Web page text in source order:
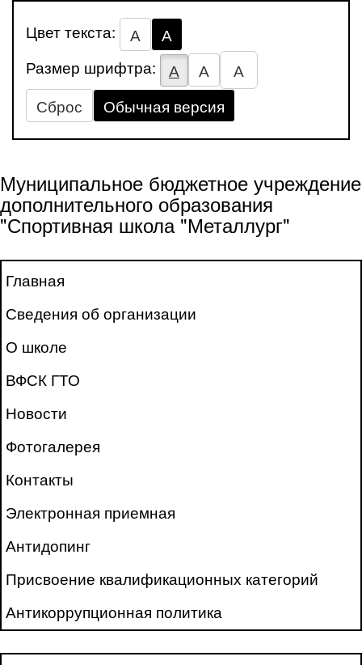
Цвет текста: А
А
Размер шрифтра:
А А
А
Сброс
Обычная версия
Муниципальное бюджетное учреждение
дополнительного образования
"Спортивная школа "Металлург"
Главная
Сведения об организации
О школе
ВФСК ГТО
Новости
Фотогалерея
Контакты
Электронная приемная
Антидопинг
Присвоение квалификационных категорий
Антикоррупционная политика